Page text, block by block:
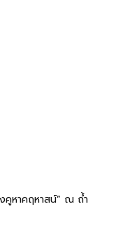
คูหาคฤหาสน์” ณ ถ้ำ